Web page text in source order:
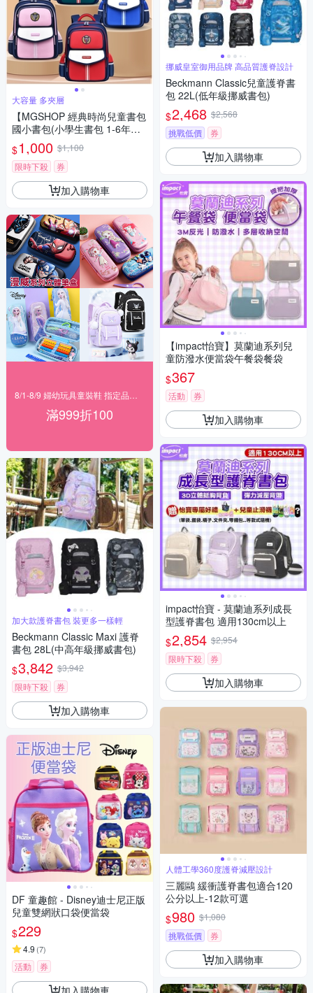
大容量 多夾層
【MGSHOP 經典時尚兒童書包
國小書包(小學生書包 1-6年級
適用)
$1,000 $1,100
限時下殺
券
加入購物車
滿999折100
加大款護脊書包 裝更多一樣輕
Beckmann Classic Maxi 護脊
書包 28L(中高年級挪威書包)
$3,842 $3,942
限時下殺
券
加入購物車
DF 童趣館 - Disney迪士尼正版
兒童雙網狀口袋便當袋
$229
4.9 (7)
活動 券
加入購物車
挪威皇室御用品牌 高品質護脊設計
Beckmann Classic兒童護脊書
包 22L(低年級挪威書包)
$2,468 $2,568
挑戰低價
券
加入購物車
【impact怡寶】莫蘭迪系列兒
童防潑水便當袋午餐袋餐袋
$367
活動 券
加入購物車
impact怡寶 - 莫蘭迪系列成長
型護脊書包 適用130cm以上
$2,854 $2,954
限時下殺
券
加入購物車
人體工學360度護脊減壓設計
三麗鷗 緩衝護脊書包適合120
公分以上-12款可選
$980 $1,080
挑戰低價
券
加入購物車